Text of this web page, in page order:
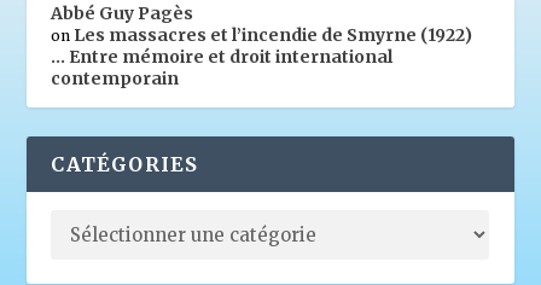
Abbé Guy Pagès
on Les massacres et l’incendie de Smyrne (1922)
… Entre mémoire et droit international
contemporain
CATÉGORIES